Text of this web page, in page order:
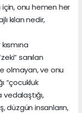
için, onu hemen her
kılan nedir,
sanılan
olmayan, ve onu
“çocukluk
düzgün insanların,